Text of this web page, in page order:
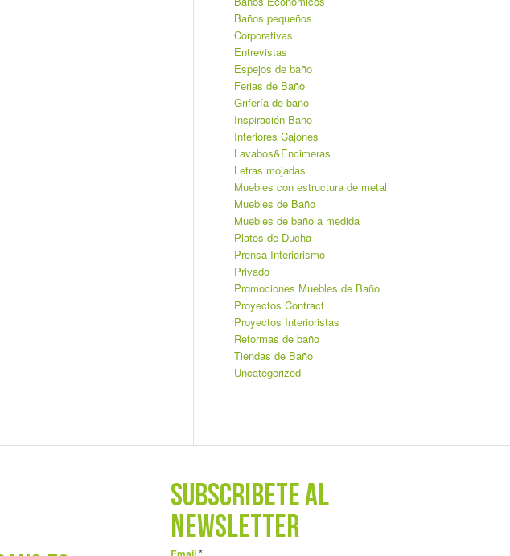
Baños pequeños
Corporativas
Entrevistas
Espejos de baño
Ferias de Baño
Grifería de baño
Inspiración Baño
Interiores Cajones
Lavabos&Encimeras
Letras mojadas
Muebles con estructura de metal
Muebles de Baño
Muebles de baño a medida
Platos de Ducha
Prensa Interiorismo
Privado
Promociones Muebles de Baño
Proyectos Contract
Proyectos Interioristas
Reformas de baño
Tiendas de Baño
Uncategorized
SUBSCRÍBETE AL
NEWSLETTER
*